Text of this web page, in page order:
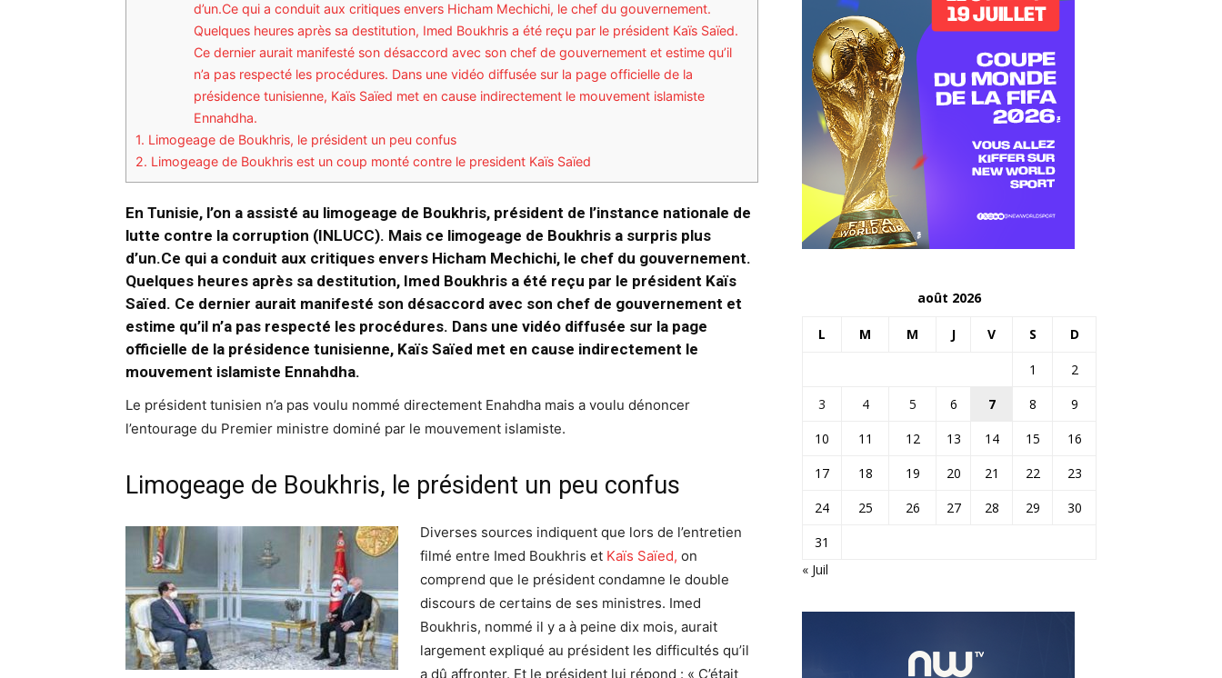
d’un.Ce qui a conduit aux critiques envers Hicham Mechichi, le chef du gouvernement.
Quelques heures après sa destitution, Imed Boukhris a été reçu par le président Kaïs Saïed.
Ce dernier aurait manifesté son désaccord avec son chef de gouvernement et estime qu’il
n’a pas respecté les procédures. Dans une vidéo diffusée sur la page officielle de la
présidence tunisienne, Kaïs Saïed met en cause indirectement le mouvement islamiste
Ennahdha.
1. Limogeage de Boukhris, le président un peu confus
2. Limogeage de Boukhris est un coup monté contre le president Kaïs Saïed
En Tunisie, l’on a assisté au limogeage de Boukhris, président de l’instance nationale de
lutte contre la corruption (INLUCC). Mais ce limogeage de Boukhris a surpris plus
d’un.Ce qui a conduit aux critiques envers Hicham Mechichi, le chef du gouvernement.
Quelques heures après sa destitution, Imed Boukhris a été reçu par le président Kaïs
Saïed. Ce dernier aurait manifesté son désaccord avec son chef de gouvernement et
estime qu’il n’a pas respecté les procédures. Dans une vidéo diffusée sur la page
officielle de la présidence tunisienne, Kaïs Saïed met en cause indirectement le
mouvement islamiste Ennahdha.
Le président tunisien n’a pas voulu nommé directement Enahdha mais a voulu dénoncer
l’entourage du Premier ministre dominé par le mouvement islamiste.
Limogeage de Boukhris, le président un peu confus
Diverses sources indiquent que lors de l’entretien
filmé entre Imed Boukhris et Kaïs Saïed, on
comprend que le président condamne le double
discours de certains de ses ministres. Imed
Boukhris, nommé il y a à peine dix mois, aurait
largement expliqué au président les difficultés qu’il
a dû affronter. Et le président lui répond : « C’était
août 2026
L M M J V S D
1
2
3
4 5 6 7 8
9
10
11 12 13 14 15
16
17
18 19 20 21 22
23
24
25 26 27 28 29
30
31
« Juil